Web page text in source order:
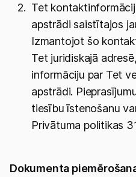
Tet
apstrādi saistītajos
Izmantojot šo
Tet juridiskajā
informāciju par Tet
apstrādi.
tiesību īstenošanu
Privātuma politikas
Dokumenta